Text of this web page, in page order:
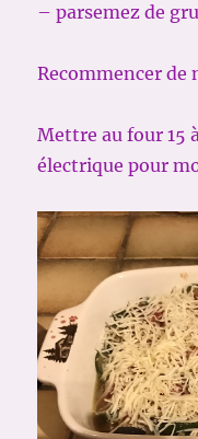
– parsemez de
Recommencer de
Mettre au four 15
électrique pour